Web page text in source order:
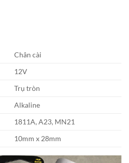
Chân cài
12V
Trụ tròn
Alkaline
1811A, A23, MN21
10mm x 28mm